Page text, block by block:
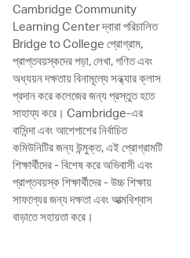
Cambridge Community
Learning Center দ্বারা পরিচালিত
Bridge to College প্রোগ্রাম,
প্রাপ্তবয়স্কদের পড়া, লেখা, গণিত এবং
অধ্যয়ন দক্ষতায় বিনামূল্যে সন্ধ্যার ক্লাস
প্রদান করে কলেজের জন্য প্রস্তুত হতে
সাহায্য করে। Cambridge-এর
বাসিন্দা এবং আশেপাশের নির্বাচিত
কমিউনিটির জন্য উন্মুক্ত, এই প্রোগ্রামটি
শিক্ষার্থীদের - বিশেষ করে অভিবাসী এবং
প্রাপ্তবয়স্ক শিক্ষার্থীদের - উচ্চ শিক্ষায়
সাফল্যের জন্য দক্ষতা এবং আত্মবিশ্বাস
বাড়াতে সহায়তা করে।